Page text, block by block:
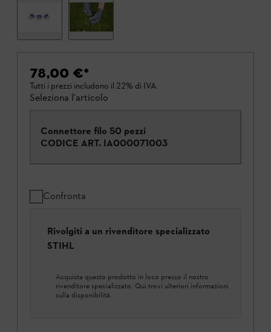
78,00 €*
Tutti i prezzi includono il 22% di IVA.
Seleziona l'articolo
Connettore filo 50 pezzi
CODICE ART. IA000071003
Confronta
Rivolgiti a un rivenditore specializzato
STIHL
Acquista questo prodotto in loco presso il nostro
rivenditore specializzato. Qui trovi ulteriori informazioni
sulla disponibilità.